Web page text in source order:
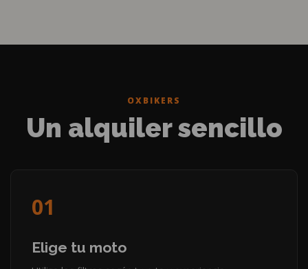
OXBIKERS
Un alquiler sencillo
01
Elige tu moto